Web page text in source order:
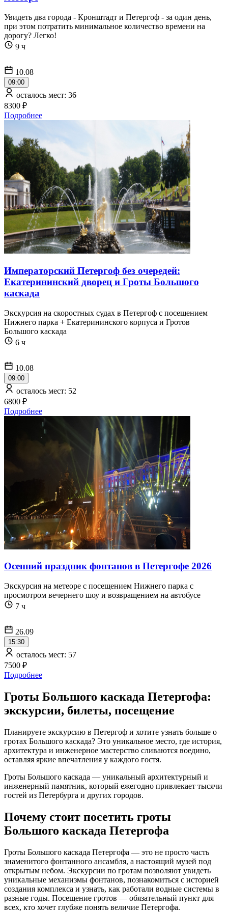
Увидеть два города - Кронштадт и Петергоф - за один день,
при этом потратить минимальное количество времени на
дорогу? Легко!
9 ч
10.08
09:00
осталось мест: 36
8300 ₽
Подробнее
Императорский Петергоф без очередей:
Екатерининский дворец и Гроты Большого
каскада
Экскурсия на скоростных судах в Петергоф с посещением
Нижнего парка + Екатерининского корпуса и Гротов
Большого каскада
6 ч
10.08
09:00
осталось мест: 52
6800 ₽
Подробнее
Осенний праздник фонтанов в Петергофе 2026
Экскурсия на метеоре с посещением Нижнего парка с
просмотром вечернего шоу и возвращением на автобусе
7 ч
26.09
15:30
осталось мест: 57
7500 ₽
Подробнее
Гроты Большого каскада Петергофа:
экскурсии, билеты, посещение
Планируете экскурсию в Петергоф и хотите узнать больше о
гротах Большого каскада? Это уникальное место, где история,
архитектура и инженерное мастерство сливаются воедино,
оставляя яркие впечатления у каждого гостя.
Гроты Большого каскада — уникальный архитектурный и
инженерный памятник, который ежегодно привлекает тысячи
гостей из Петербурга и других городов.
Почему стоит посетить гроты
Большого каскада Петергофа
Гроты Большого каскада Петергофа — это не просто часть
знаменитого фонтанного ансамбля, а настоящий музей под
открытым небом. Экскурсии по гротам позволяют увидеть
уникальные механизмы фонтанов, познакомиться с историей
создания комплекса и узнать, как работали водные системы в
разные годы. Посещение гротов — обязательный пункт для
всех, кто хочет глубже понять величие Петергофа.